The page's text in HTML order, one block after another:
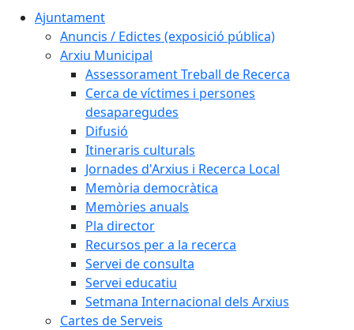
Ajuntament
Anuncis / Edictes (exposició pública)
Arxiu Municipal
Assessorament Treball de Recerca
Cerca de víctimes i persones
desaparegudes
Difusió
Itineraris culturals
Jornades d'Arxius i Recerca Local
Memòria democràtica
Memòries anuals
Pla director
Recursos per a la recerca
Servei de consulta
Servei educatiu
Setmana Internacional dels Arxius
Cartes de Serveis